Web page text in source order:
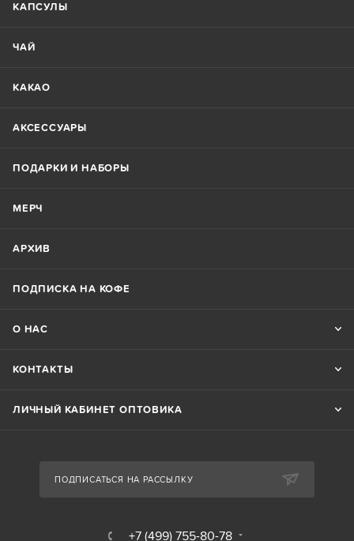
КАПСУЛЫ
ЧАЙ
КАКАО
АКСЕССУАРЫ
ПОДАРКИ И НАБОРЫ
МЕРЧ
АРХИВ
ПОДПИСКА НА КОФЕ
О НАС
КОНТАКТЫ
ЛИЧНЫЙ КАБИНЕТ ОПТОВИКА
ПОДПИСАТЬСЯ НА РАССЫЛКУ
+7 (499) 755-80-78